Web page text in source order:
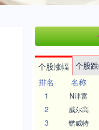
个股涨幅 个股
排名
名称
1
N津富
2 威尔高
3 锴威特